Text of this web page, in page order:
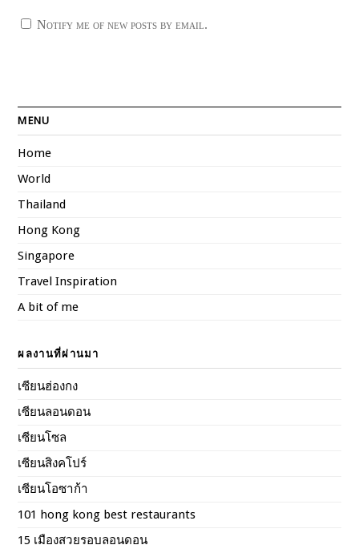
Notify me of new posts by email.
MENU
Home
World
Thailand
Hong Kong
Singapore
Travel Inspiration
A bit of me
ผลงานที่ผ่านมา
เซียนฮ่องกง
เซียนลอนดอน
เซียนโซล
เซียนสิงคโปร์
เซียนโอซาก้า
101 hong kong best restaurants
15 เมืองสวยรอบลอนดอน